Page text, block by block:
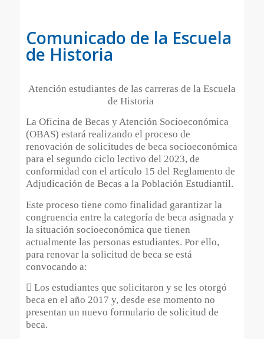
Comunicado de la Escuela
de Historia
Atención estudiantes de las carreras de la Escuela
de Historia
La Oficina de Becas y Atención Socioeconómica
(OBAS) estará realizando el proceso de
renovación de solicitudes de beca socioeconómica
para el segundo ciclo lectivo del 2023, de
conformidad con el artículo 15 del Reglamento de
Adjudicación de Becas a la Población Estudiantil.
Este proceso tiene como finalidad garantizar la
congruencia entre la categoría de beca asignada y
la situación socioeconómica que tienen
actualmente las personas estudiantes. Por ello,
para renovar la solicitud de beca se está
convocando a:
 Los estudiantes que solicitaron y se les otorgó
beca en el año 2017 y, desde ese momento no
presentan un nuevo formulario de solicitud de
beca.